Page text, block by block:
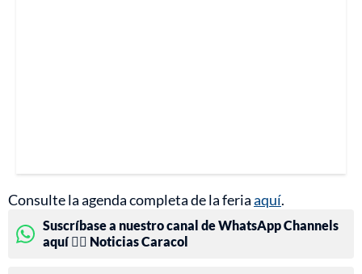
Consulte la agenda completa de la feriaaquí.
Suscríbase a nuestro canal de WhatsApp Channels
aquí 👉🏻 Noticias Caracol